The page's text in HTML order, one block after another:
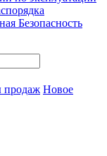
Безопасность
продаж Новое